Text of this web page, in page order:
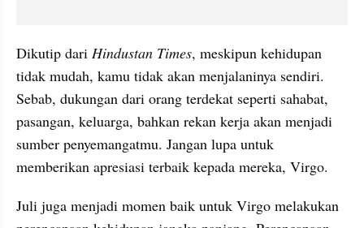
Dikutip dari Hindustan Times, meskipun kehidupan
tidak mudah, kamu tidak akan menjalaninya sendiri.
Sebab, dukungan dari orang terdekat seperti sahabat,
pasangan, keluarga, bahkan rekan kerja akan menjadi
sumber penyemangatmu. Jangan lupa untuk
memberikan apresiasi terbaik kepada mereka, Virgo.
Juli juga menjadi momen baik untuk Virgo melakukan